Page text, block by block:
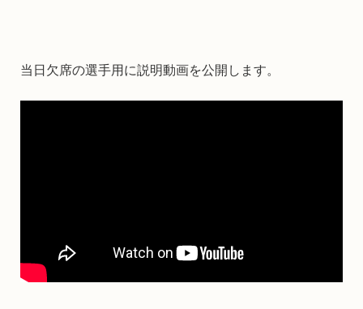
当日欠席の選手用に説明動画を公開します。